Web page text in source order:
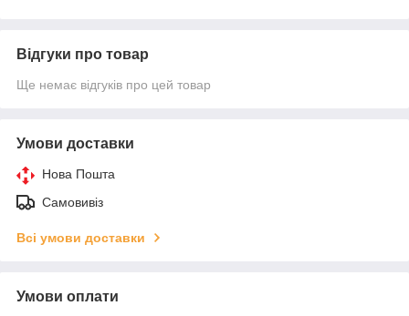
Відгуки про товар
Ще немає відгуків про цей товар
Умови доставки
Нова Пошта
Самовивіз
Всі умови доставки
Умови оплати